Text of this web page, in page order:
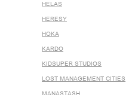
HELAS
HERESY
HOKA
KARDO
KIDSUPER STUDIOS
LOST MANAGEMENT CITIES